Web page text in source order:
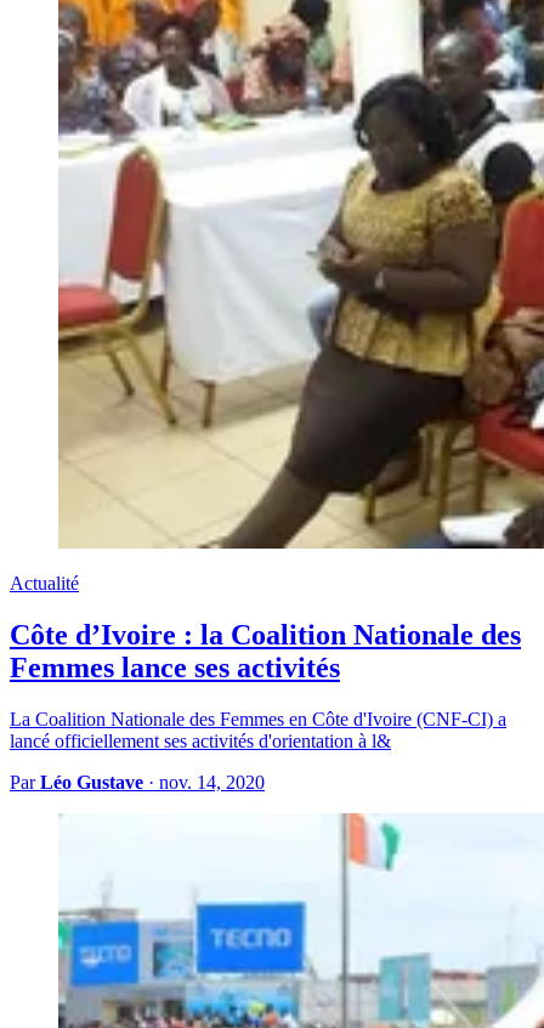
Actualité
Côte d’Ivoire : la Coalition Nationale des
Femmes lance ses activités
La Coalition Nationale des Femmes en Côte d'Ivoire (CNF-CI) a
lancé officiellement ses activités d'orientation à l&
ParLéo Gustave · nov. 14, 2020